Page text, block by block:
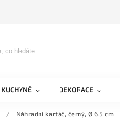
KUCHYNĚ DEKORACE
/ Náhradní kartáč, černý, Ø 6,5 cm